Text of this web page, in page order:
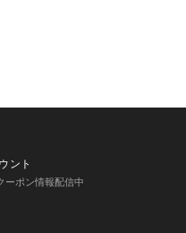
ント
ーポン情報配信中